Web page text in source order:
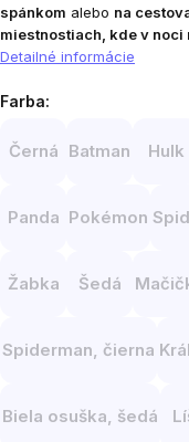
spánkom alebo na
miestnostiach, kde v noci
Detailné informácie
Farba:
Černá Batman Hulk
Panda Pokémon
Žabka Šedá
Spiderman, čierna
Biela osuška, šedá